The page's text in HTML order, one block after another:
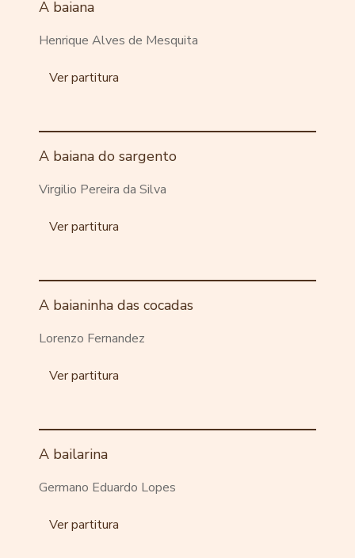
A baiana
Henrique Alves de Mesquita
Ver partitura
A baiana do sargento
Virgilio Pereira da Silva
Ver partitura
A baianinha das cocadas
Lorenzo Fernandez
Ver partitura
A bailarina
Germano Eduardo Lopes
Ver partitura